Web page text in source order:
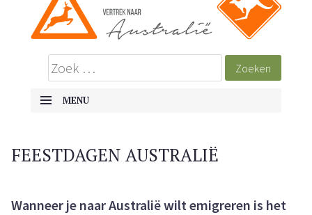
MENU
FEESTDAGEN AUSTRALIË
Wanneer je naar Australië wilt emigreren is het